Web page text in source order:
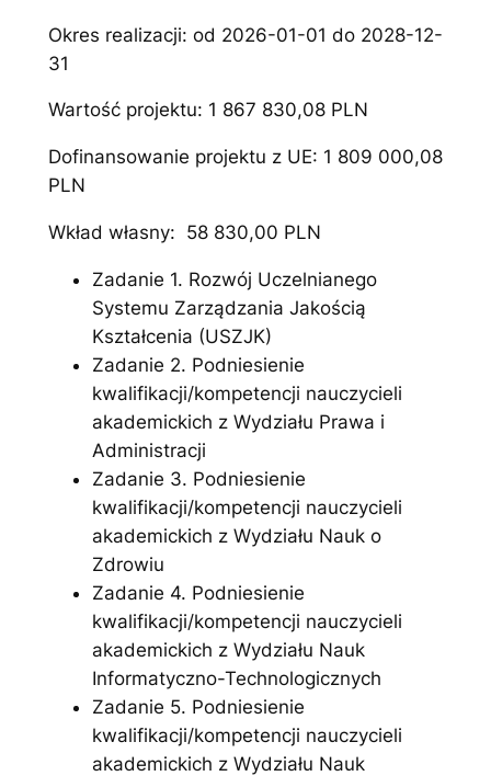
Okres realizacji: od 2026-01-01 do 2028-12-
31
Wartość projektu: 1 867 830,08 PLN
Dofinansowanie projektu z UE: 1 809 000,08
PLN
Wkład własny: 58 830,00 PLN
Zadanie 1. Rozwój Uczelnianego
Systemu Zarządzania Jakością
Kształcenia (USZJK)
Zadanie 2. Podniesienie
kwalifikacji/kompetencji nauczycieli
akademickich z Wydziału Prawa i
Administracji
Zadanie 3. Podniesienie
kwalifikacji/kompetencji nauczycieli
akademickich z Wydziału Nauk o
Zdrowiu
Zadanie 4. Podniesienie
kwalifikacji/kompetencji nauczycieli
akademickich z Wydziału Nauk
Informatyczno-Technologicznych
Zadanie 5. Podniesienie
kwalifikacji/kompetencji nauczycieli
akademickich z Wydziału Nauk